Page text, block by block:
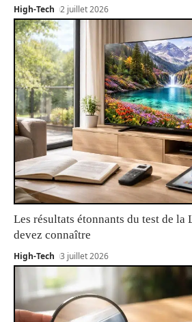
High-Tech 2 juillet 2026
Les résultats étonnants du test de la
devez connaître
High-Tech 3 juillet 2026